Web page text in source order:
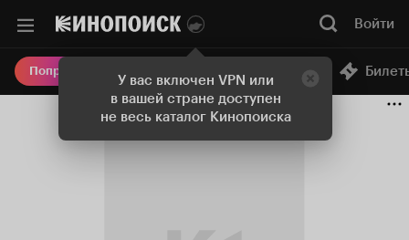
У вас включен VPN или
в вашей стране доступен
не весь каталог Кинопоиска
Войти
Попробовать Плюс Онлайн-кинотеатр